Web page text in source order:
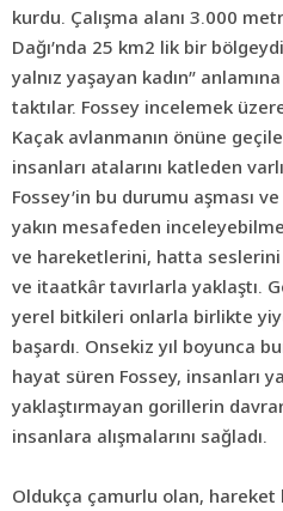
kurdu. Çalışma alanı 3.000
Dağı’nda 25 km2 lik bir
yalnız yaşayan kadın”
taktılar. Fossey incelemek
Kaçak avlanmanın önüne
insanları atalarını katleden
Fossey’in bu durumu aşması
yakın mesafeden
ve hareketlerini, hatta
ve itaatkâr tavırlarla yaklaştı.
yerel bitkileri onlarla birlikte
başardı. Onsekiz yıl boyunca
hayat süren Fossey, insanları
yaklaştırmayan gorillerin
insanlara alışmalarını sağladı.
Oldukça çamurlu olan, hareket